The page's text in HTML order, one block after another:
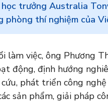
trưởng Australia
phòng thí nghiệm của
làm việc, ông Phương
động, định hướng
phát triển công
sản phẩm, giải pháp